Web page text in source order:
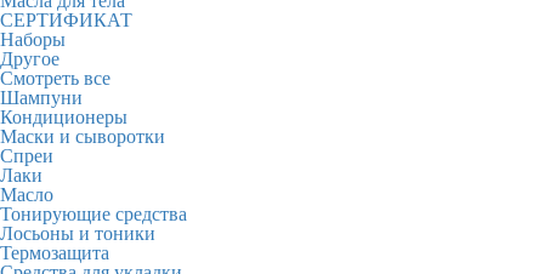
СЕРТИФИКАТ
Наборы
Другое
Смотреть все
Шампуни
Кондиционеры
Маски и сыворотки
Спреи
Лаки
Масло
Тонирующие средства
Лосьоны и тоники
Термозащита